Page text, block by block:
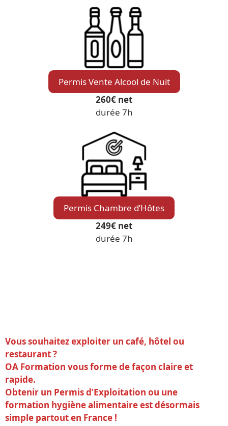
Permis Vente Alcool de Nuit
260€ net
durée 7h
Permis Chambre d’Hôtes
249€ net
durée 7h
Vous souhaitez exploiter un café, hôtel ou
restaurant ?
OA Formation vous forme de façon claire et
rapide.
Obtenir un Permis d’Exploitation ou une
formation hygiène alimentaire est désormais
simple partout en France !